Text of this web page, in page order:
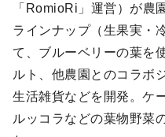
「RomioRi」運営）が農
ラインナップ（生果実・
て、ブルーベリーの葉を
ルト、他農園とのコラボ
生活雑貨などを開発。ケ
ルッコラなどの葉物野菜